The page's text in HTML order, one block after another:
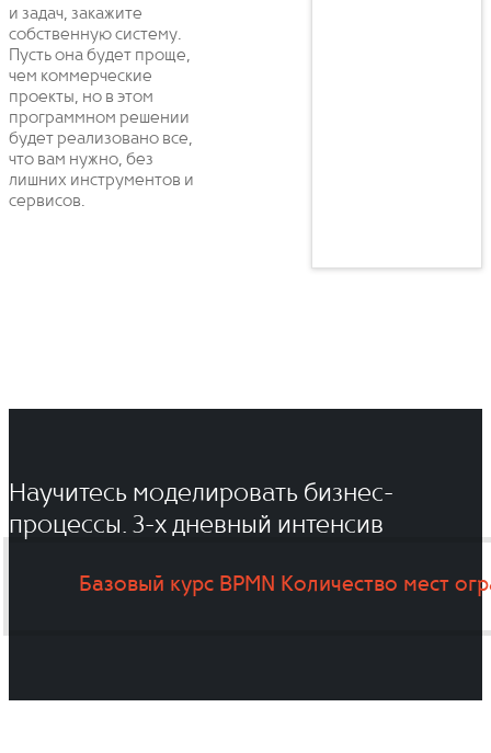
и задач, закажите
собственную систему.
Пусть она будет проще,
чем коммерческие
проекты, но в этом
программном решении
будет реализовано все,
что вам нужно, без
лишних инструментов и
сервисов.
Научитесь моделировать бизнес-
процессы. 3-x дневный интенсив
Базовый курс BPMN Количество мест